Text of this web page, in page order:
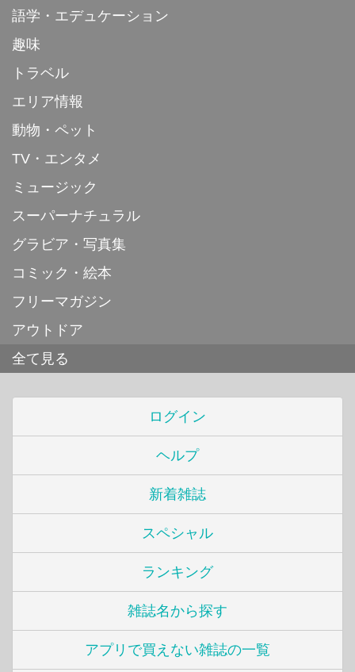
語学・エデュケーション
趣味
トラベル
エリア情報
動物・ペット
TV・エンタメ
ミュージック
スーパーナチュラル
グラビア・写真集
コミック・絵本
フリーマガジン
アウトドア
全て見る
ログイン
ヘルプ
新着雑誌
スペシャル
ランキング
雑誌名から探す
アプリで買えない雑誌の一覧